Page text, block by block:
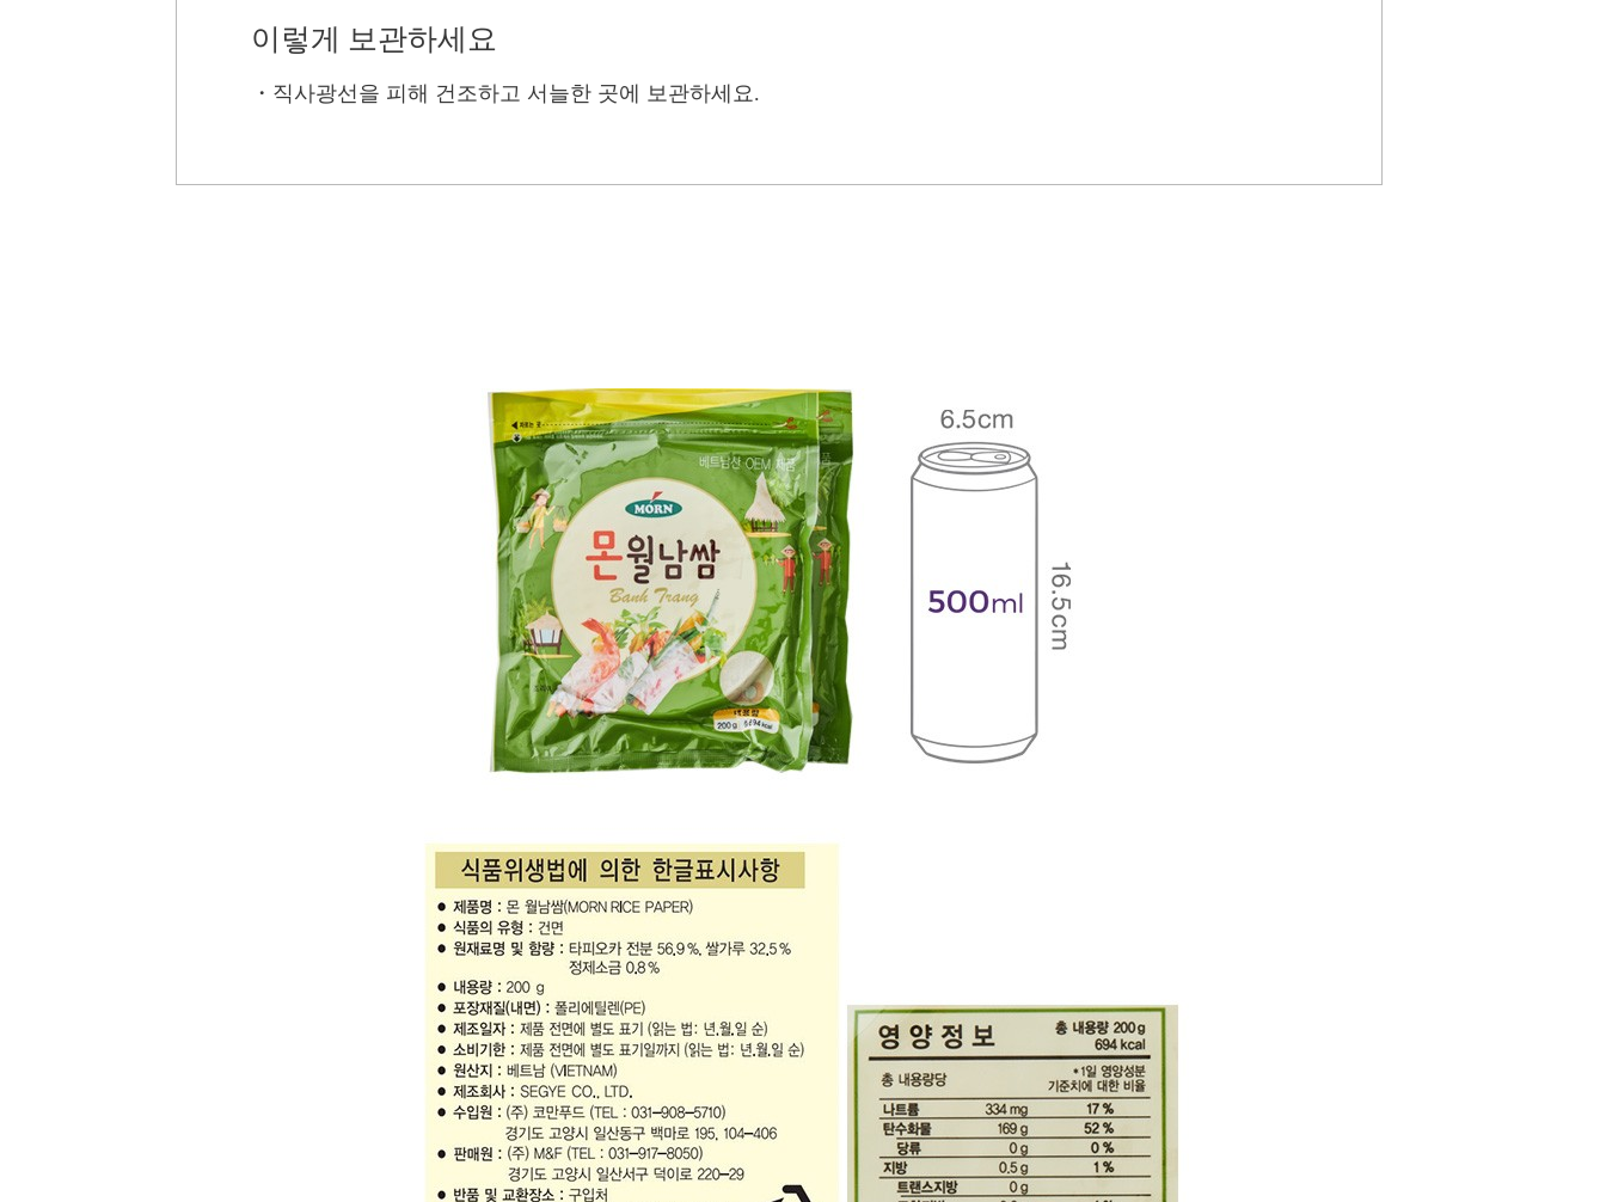
이렇게 보관하세요
・ 직사광선을 피해 건조하고 서늘한 곳에 보관하세요.